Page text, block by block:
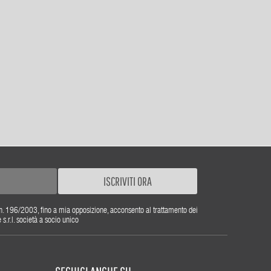
ISCRIVITI ORA
196/2003, fino a mia opposizione, acconsento al trattamento dei
società a socio unico